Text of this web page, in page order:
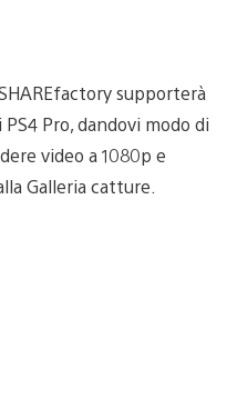
supporterà
Pro, dandovi modo di
video a 1080p e
Galleria catture.